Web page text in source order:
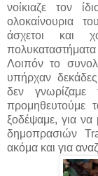
νοίκιαζε τον
ολοκαίνουρια
άσχετοι και
Λοιπόν το
υπήρχαν
δεν
ξοδέψαμε, για
δημοπρασιών
ακόμα και για